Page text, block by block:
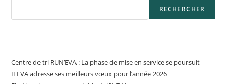
RECHERCHER
Centre de tri RUN’EVA : La phase de mise en service se poursuit
ILEVA adresse ses meilleurs vœux pour l’année 2026